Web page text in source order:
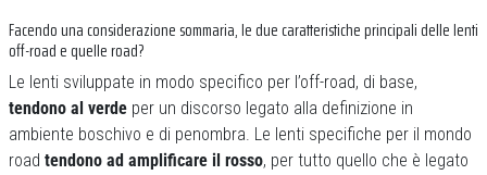
Facendo una considerazione sommaria, le due caratteristiche principali delle lenti
off-road e quelle road?
Le lenti sviluppate in modo specifico per l’off-road, di base,
tendono al verde per un discorso legato alla definizione in
ambiente boschivo e di penombra. Le lenti specifiche per il mondo
road tendono ad amplificare il rosso, per tutto quello che è legato